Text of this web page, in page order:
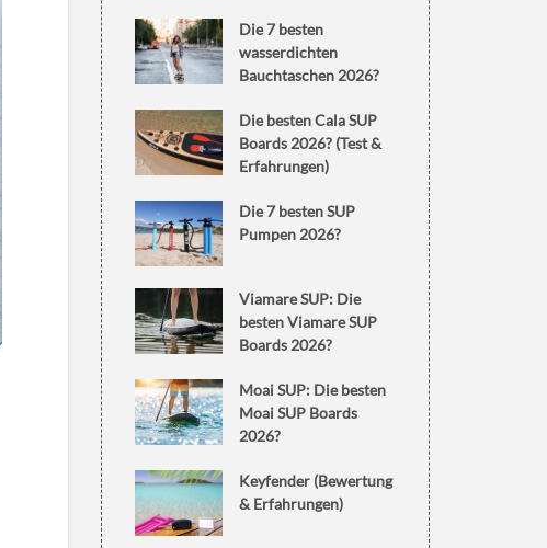
Die 7 besten
wasserdichten
Bauchtaschen 2026?
Die besten Cala SUP
Boards 2026? (Test &
Erfahrungen)
Die 7 besten SUP
Pumpen 2026?
Viamare SUP: Die
besten Viamare SUP
Boards 2026?
Moai SUP: Die besten
Moai SUP Boards
2026?
Keyfender (Bewertung
& Erfahrungen)